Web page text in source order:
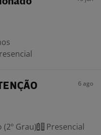
6 ago
Grau) Presencial